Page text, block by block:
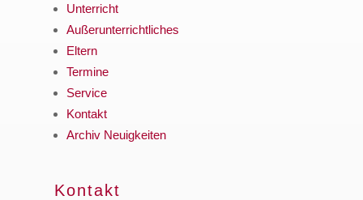
Unterricht
Außerunterrichtliches
Eltern
Termine
Service
Kontakt
Archiv Neuigkeiten
Kontakt